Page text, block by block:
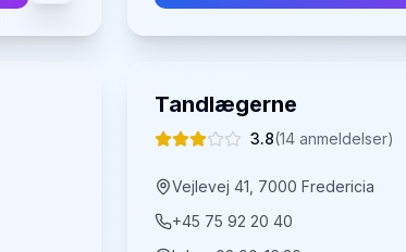
Tandlægerne
3.8(14anmeldelser)
Vejlevej 41, 7000 Fredericia
+45 75 92 20 40